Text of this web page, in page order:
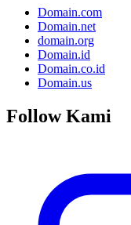
Domain.com
Domain.net
domain.org
Domain.id
Domain.co.id
Domain.us
Follow Kami